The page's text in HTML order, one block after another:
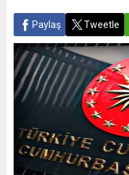
Paylaş Tweetle